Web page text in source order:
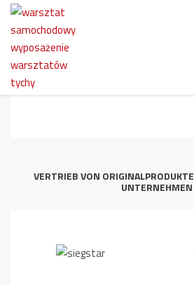
2
VERTRIEB VON
UNTERNEHMEN